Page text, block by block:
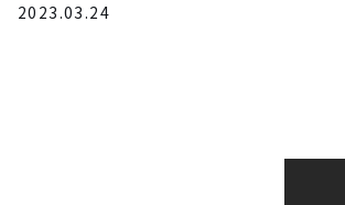
2023.03.24